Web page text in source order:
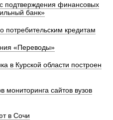
подтверждения финансовых
банк»
потребительским кредитам
«Переводы»
в Курской области построен
сайтов вузов
в Сочи